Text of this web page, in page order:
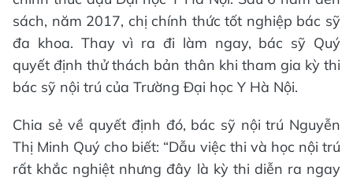
sách, năm 2017, chị chính thức tốt nghiệp bác sỹ
đa khoa. Thay vì ra đi làm ngay, bác sỹ Quý
quyết định thử thách bản thân khi tham gia kỳ thi
bác sỹ nội trú của Trường Đại học Y Hà Nội.
Chia sẻ về quyết định đó, bác sỹ nội trú Nguyễn
Thị Minh Quý cho biết: “Dẫu việc thi và học nội trú
rất khắc nghiệt nhưng đây là kỳ thi diễn ra ngay